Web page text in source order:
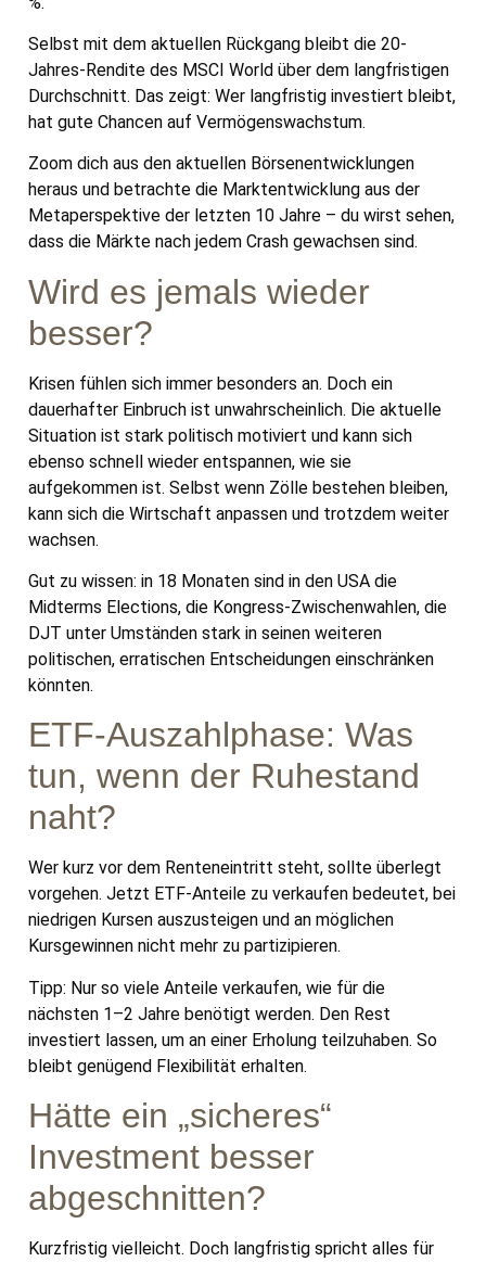
Selbst mit dem aktuellen Rückgang bleibt die 20-
Jahres-Rendite des MSCI World über dem langfristigen
Durchschnitt. Das zeigt: Wer langfristig investiert bleibt,
hat gute Chancen auf Vermögenswachstum.
Zoom dich aus den aktuellen Börsenentwicklungen
heraus und betrachte die Marktentwicklung aus der
Metaperspektive der letzten 10 Jahre – du wirst sehen,
dass die Märkte nach jedem Crash gewachsen sind.
Wird es jemals wieder
besser?
Krisen fühlen sich immer besonders an. Doch ein
dauerhafter Einbruch ist unwahrscheinlich. Die aktuelle
Situation ist stark politisch motiviert und kann sich
ebenso schnell wieder entspannen, wie sie
aufgekommen ist. Selbst wenn Zölle bestehen bleiben,
kann sich die Wirtschaft anpassen und trotzdem weiter
wachsen.
Gut zu wissen: in 18 Monaten sind in den USA die
Midterms Elections, die Kongress-Zwischenwahlen, die
DJT unter Umständen stark in seinen weiteren
politischen, erratischen Entscheidungen einschränken
könnten.
ETF-Auszahlphase: Was
tun, wenn der Ruhestand
naht?
Wer kurz vor dem Renteneintritt steht, sollte überlegt
vorgehen. Jetzt ETF-Anteile zu verkaufen bedeutet, bei
niedrigen Kursen auszusteigen und an möglichen
Kursgewinnen nicht mehr zu partizipieren.
Tipp: Nur so viele Anteile verkaufen, wie für die
nächsten 1–2 Jahre benötigt werden. Den Rest
investiert lassen, um an einer Erholung teilzuhaben. So
bleibt genügend Flexibilität erhalten.
Hätte ein „sicheres“
Investment besser
abgeschnitten?
Kurzfristig vielleicht. Doch langfristig spricht alles für